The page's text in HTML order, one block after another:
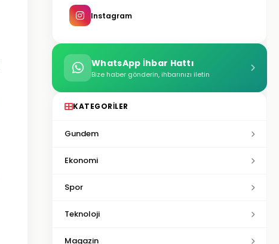
Instagram
WhatsApp İhbar Hattı
Bize haber gönderin, ihbarınızı iletin
KATEGORILER
Gundem
Ekonomi
Spor
Teknoloji
Magazin